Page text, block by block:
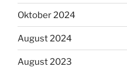
Oktober 2024
August 2024
August 2023